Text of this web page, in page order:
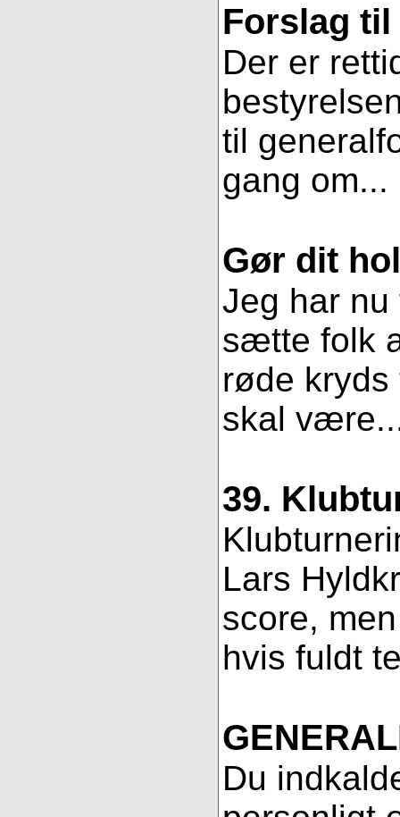
Forslag
Der er
til
gang om...
Gør dit
Jeg har
sætte folk
røde
skal
39.
Lars
score,
hvis fuldt
Du